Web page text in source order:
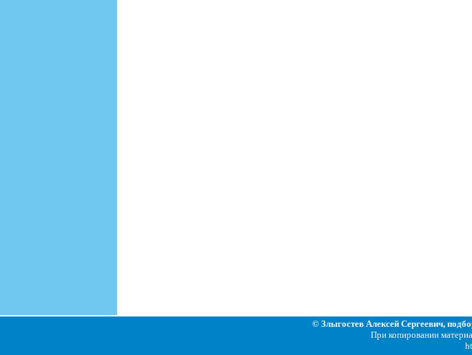
© Злыгостев Алексей Сергеевич,
При копировании